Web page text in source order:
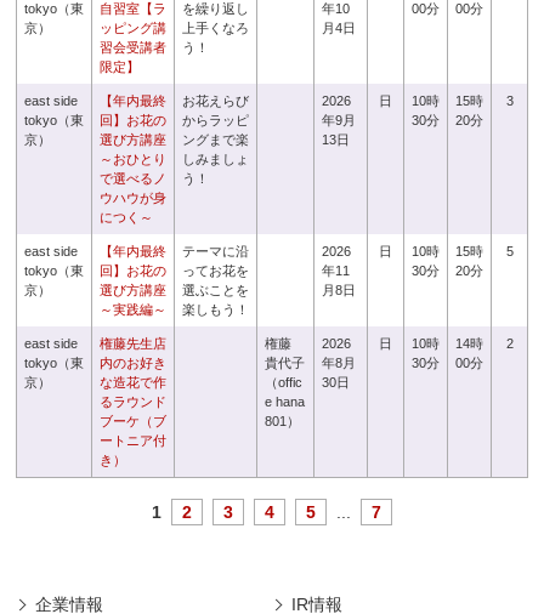
tokyo（東
京）
自習室【ラ
ッピング講
習会受講者
限定】
を繰り返し
上手くなろ
う！
年10
月4日
00分
00分
east side
tokyo（東
京）
【年内最終
回】お花の
選び方講座
～おひとり
で選べるノ
ウハウが身
につく～
お花えらび
からラッピ
ングまで楽
しみましょ
う！
2026
年9月
13日
日
10時
30分
15時
20分
3
east side
tokyo（東
京）
【年内最終
回】お花の
選び方講座
～実践編～
テーマに沿
ってお花を
選ぶことを
楽しもう！
2026
年11
月8日
日
10時
30分
15時
20分
5
east side
tokyo（東
京）
権藤先生店
内のお好き
な造花で作
るラウンド
ブーケ（ブ
ートニア付
き）
権藤
貴代子
（offic
e hana
801）
2026
年8月
30日
日
10時
30分
14時
00分
2
1 2 3 4 5 7
企業情報 IR情報